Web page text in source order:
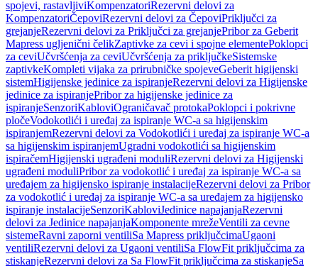
spojevi, rastavljiviKompenzatoriRezervni delovi za
KompenzatoriČepoviRezervni delovi za ČepoviPriključci za
grejanjeRezervni delovi za Priključci za grejanjePribor za Geberit
Mapress ugljenični čelikZaptivke za cevi i spojne elementePoklopci
za ceviUčvršćenja za ceviUčvršćenja za priključkeSistemske
zaptivkeKompleti vijaka za prirubničke spojeveGeberit higijenski
sistemHigijenske jedinice za ispiranjeRezervni delovi za Higijenske
jedinice za ispiranjePribor za higijenske jedinice za
ispiranjeSenzoriKabloviOgraničavač protokaPoklopci i pokrivne
pločeVodokotlići i uređaj za ispiranje WC-a sa higijenskim
ispiranjemRezervni delovi za Vodokotlići i uređaj za ispiranje WC-a
sa higijenskim ispiranjemUgradni vodokotlići sa higijenskim
ispiračemHigijenski ugrađeni moduliRezervni delovi za Higijenski
ugrađeni moduliPribor za vodokotlić i uređaj za ispiranje WC-a sa
uređajem za higijensko ispiranje instalacijeRezervni delovi za Pribor
za vodokotlić i uređaj za ispiranje WC-a sa uređajem za higijensko
ispiranje instalacijeSenzoriKabloviJedinice napajanjaRezervni
delovi za Jedinice napajanjaKomponente mrežeVentili za cevne
sistemeRavni zaporni ventiliSa Mapress priključcimaUgaoni
ventiliRezervni delovi za Ugaoni ventiliSa FlowFit priključcima za
stiskanjeRezervni delovi za Sa FlowFit priključcima za stiskanjeSa